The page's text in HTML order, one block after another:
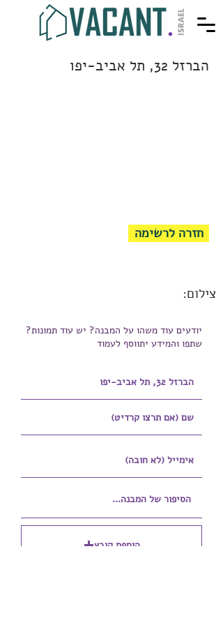
הברזל 32, תל אביב-יפו
חזרה לרשימה
צילום:
יודעים עוד משהו על המבנה? יש עוד תמונות?
שתפו והמידע יתווסף לעמוד
הוספת קובץ